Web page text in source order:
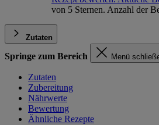
von 5 Sternen. Anzahl der
Zutaten
Springe zum Bereich Menü
Zutaten
Zubereitung
Nährwerte
Bewertung
Ähnliche Rezepte